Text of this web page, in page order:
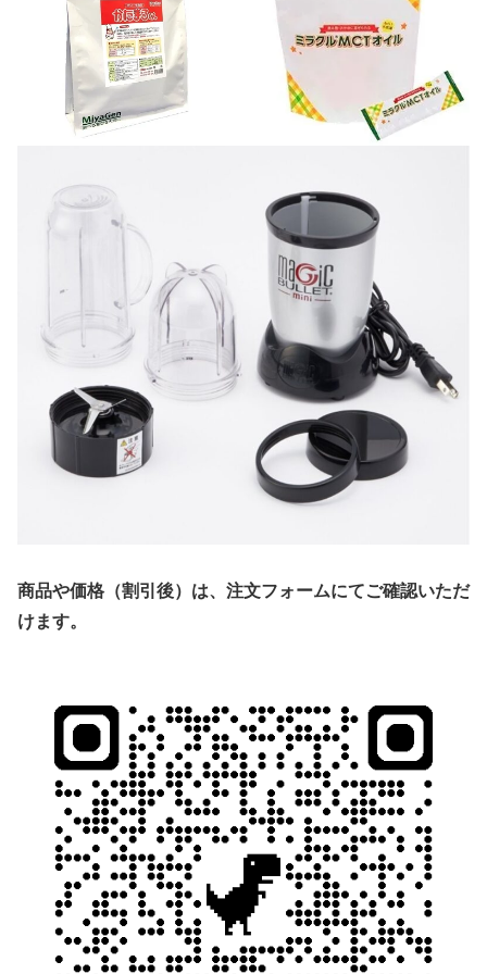
商品や価格（割引後）は、注文フォームにてご確認いただ
けます。